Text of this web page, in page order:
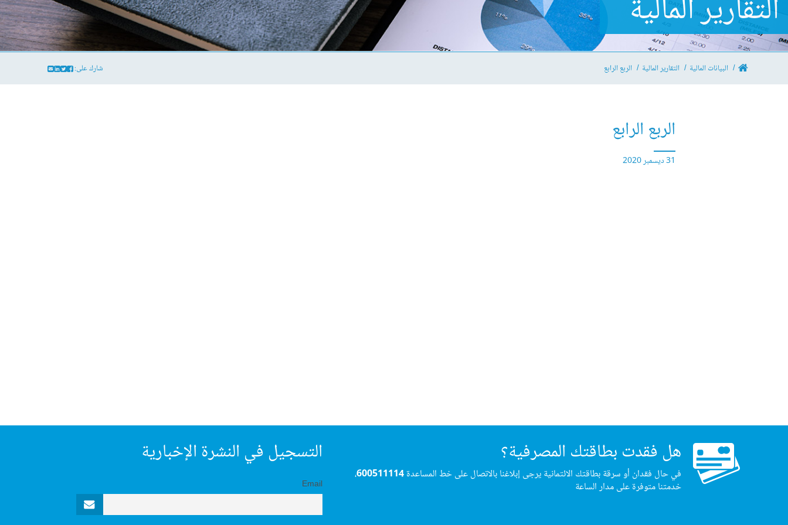
التقارير المالية
البيانات المالية التقارير المالية الربع الرابع شارك على:
الربع الرابع
31 ديسمبر 2020
هل فقدت بطاقتك المصرفية؟
في حال فقدان أو سرقة بطاقتك الائتمانية يرجى إبلاغنا بالاتصال على خط المساعدة600511114،
خدمتنا متوفرة على مدار الساعة
التسجيل في النشرة الإخبارية
Email